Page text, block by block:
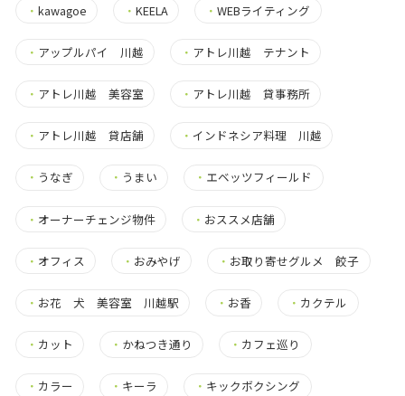
・ kawagoe ・KEELA ・WEBライティング
・ アップルパイ 川越 ・ アトレ川越 テナント
・ アトレ川越 美容室 ・ アトレ川越 貸事務所
・ アトレ川越 貸店舗 ・ インドネシア料理 川越
・ うなぎ ・ うまい ・ エベッツフィールド
・ オーナーチェンジ物件 ・ おススメ店舗
・ オフィス ・ おみやげ ・ お取り寄せグルメ 餃子
・ お花 犬 美容室 川越駅 ・ お香 ・ カクテル
・ カット ・ かねつき通り ・ カフェ巡り
・ カラー ・ キーラ ・ キックボクシング